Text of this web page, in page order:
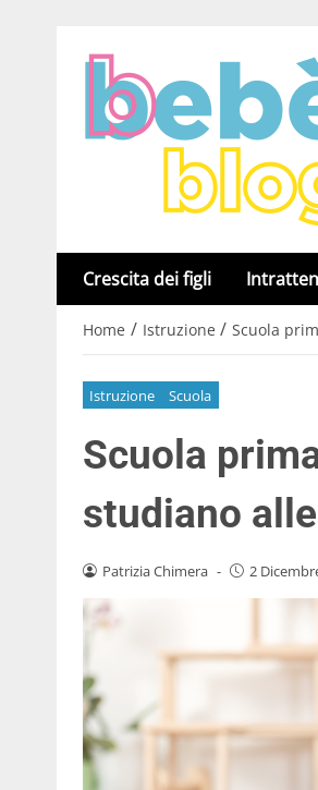
Crescita dei figli
Home / Istruzione / Scuola
Istruzione Scuola
Scuola
studiano
Patrizia Chimera - 2